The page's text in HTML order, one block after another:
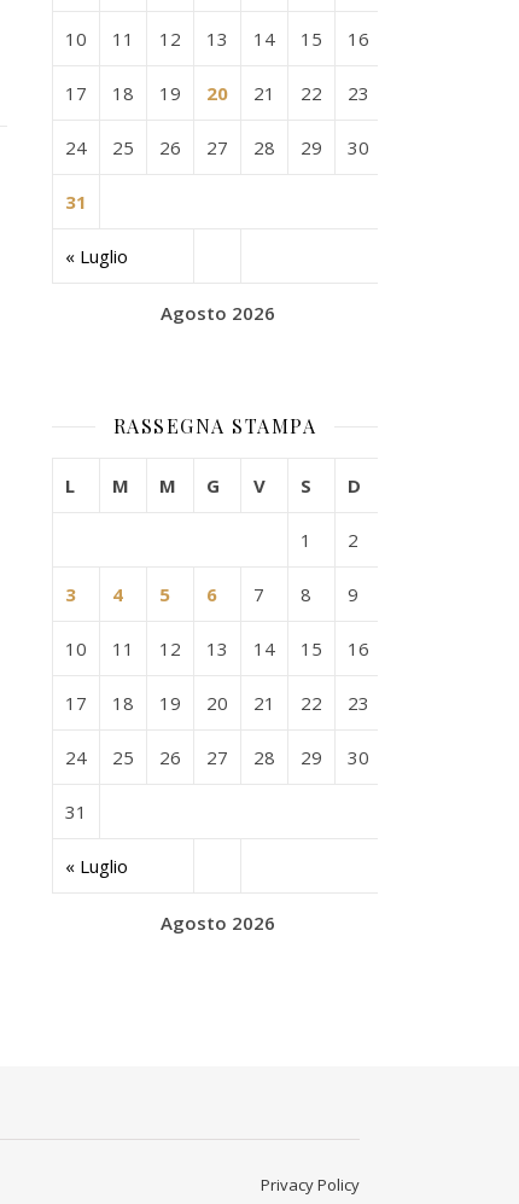
Agosto 2026
« Luglio
10 11 12 13 14 15 16
17 18 19 20 21 22 23
24 25 26 27 28 29 30
31
RASSEGNA STAMPA
Agosto 2026
L M M G V S D
« Luglio
1 2
3 4 5 6 7 8 9
10 11 12 13 14 15 16
17 18 19 20 21 22 23
24 25 26 27 28 29 30
31
Privacy Policy